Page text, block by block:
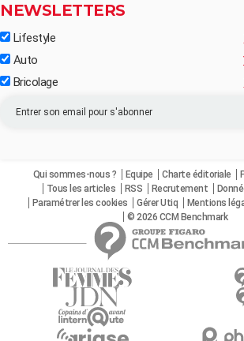
NEWSLETTERS
Lifestyle
Auto
Bricolage
Qui sommes-nous ? Equipe Charte éditoriale
Tous les articles
RSS Recrutement
Paramétrer les cookies
Gérer Utiq Mentions
© 2026 CCM Benchmark